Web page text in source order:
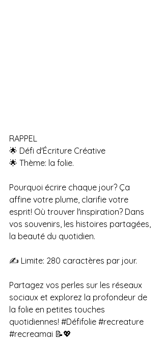
RAPPEL
🌟 Défi d'Écriture Créative
🌟 Thème: la folie.
Pourquoi écrire chaque jour? Ça
affine votre plume, clarifie votre
esprit! Où trouver l'inspiration? Dans
vos souvenirs, les histoires partagées,
la beauté du quotidien.
✍️ Limite: 280 caractères par jour.
Partagez vos perles sur les réseaux
sociaux et explorez la profondeur de
la folie en petites touches
quotidiennes! #Défifolie #recreature
#recreamai 📝💖